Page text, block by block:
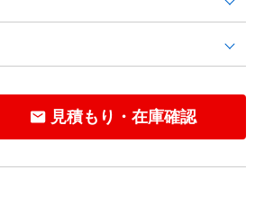
見積もり・在庫確認